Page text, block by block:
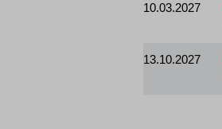
10.03.2027
13.10.2027